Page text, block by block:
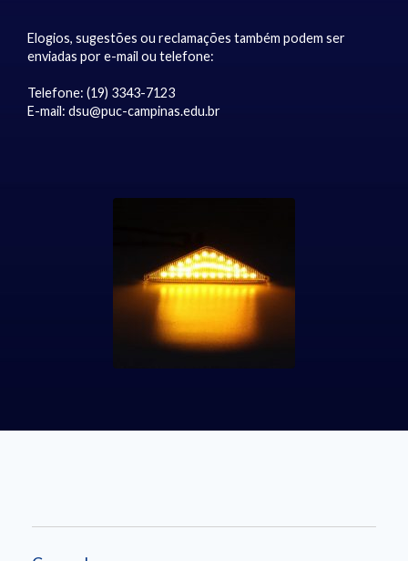
Elogios, sugestões ou reclamações também podem ser
enviadas por e-mail ou telefone:
Telefone: (19) 3343-7123
E-mail: dsu@puc-campinas.edu.br